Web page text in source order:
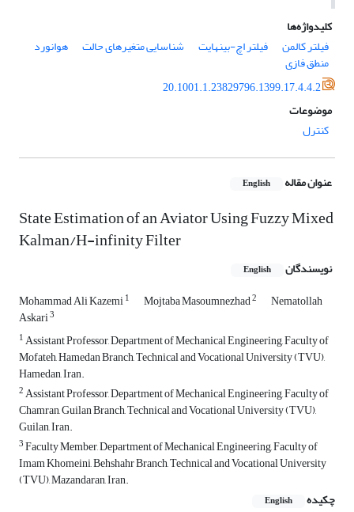
کلیدواژه‌ها
فیلتر کالمن
فیلتر اچ-بینهایت شناسایی متغیرهای حالت هوانورد
منطق فازی
20.1001.1.23829796.1399.17.4.4.2
موضوعات
کنترل
عنوان مقاله English
State Estimation of an Aviator Using Fuzzy Mixed
Kalman/H-infinity Filter
نویسندگان English
Mohammad Ali Kazemi1 Mojtaba Masoumnezhad2 Nematollah
Askari3
1Assistant Professor, Department of Mechanical Engineering, Faculty of
Mofateh, Hamedan Branch, Technical and Vocational University (TVU),
Hamedan, Iran.
2Assistant Professor, Department of Mechanical Engineering, Faculty of
Chamran, Guilan Branch, Technical and Vocational University (TVU),
Guilan, Iran.
3Faculty Member, Department of Mechanical Engineering, Faculty of
Imam Khomeini, Behshahr Branch, Technical and Vocational University
(TVU), Mazandaran, Iran.
چکیده
English